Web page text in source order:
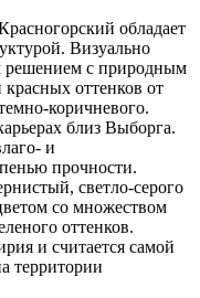
обладает
Визуально
решением с природным
оттенков от
коричневого.
близ Выборга.
и
прочности.
светло-серого
со множеством
оттенков.
и считается самой
территории